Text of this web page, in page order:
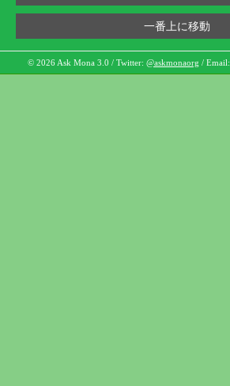
一番上に移動
© 2026 Ask Mona 3.0 / Twitter: @askmonaorg / Email: